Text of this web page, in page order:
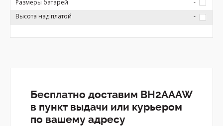
Размеры батарей
-
Высота над платой
-
Бесплатно доставим BH2AAAW
в пункт выдачи или курьером
по вашему адресу